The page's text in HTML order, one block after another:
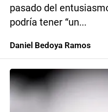
pasado del
podría tener “un...
Daniel Bedoya Ramos